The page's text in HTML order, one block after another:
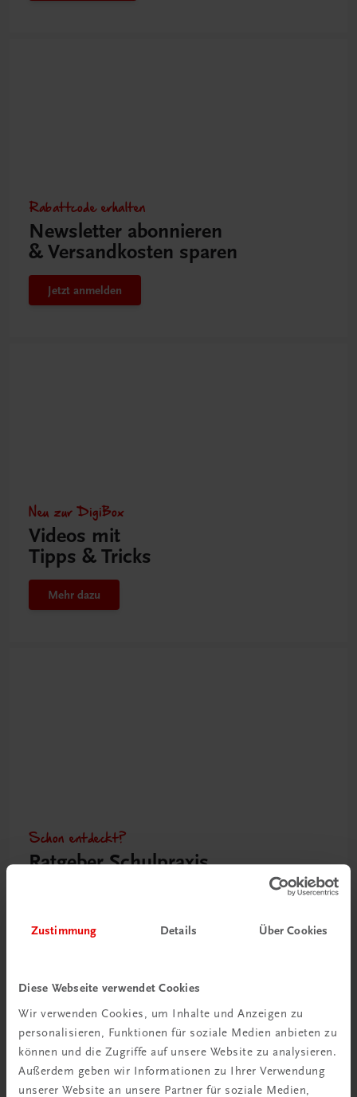
Zustimmung Details Über Cookies
Diese Webseite verwendet Cookies
Wir verwenden Cookies, um Inhalte und Anzeigen zu
personalisieren, Funktionen für soziale Medien anbieten zu
können und die Zugriffe auf unsere Website zu analysieren.
Außerdem geben wir Informationen zu Ihrer Verwendung
unserer Website an unsere Partner für soziale Medien,
Rabattcode erhalten
Newsletter abonnieren
& Versandkosten sparen
Jetzt anmelden
Neu zur DigiBox
Videos mit
Tipps & Tricks
Mehr dazu
Schon entdeckt?
Ratgeber Schulpraxis